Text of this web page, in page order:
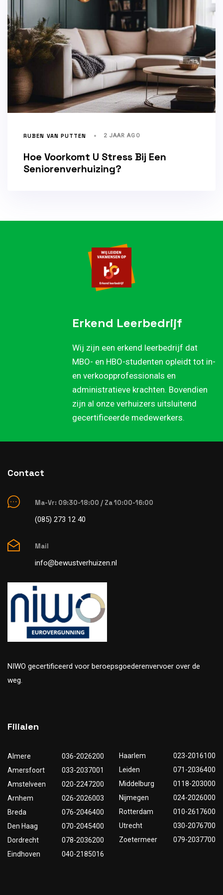
RUBEN VAN PUTTEN 2 JAAR AGO
Hoe Voorkomt U Stress Bij Een
Seniorenverhuizing?
Erkend Leerbedrijf
Wij zijn een erkend leerbedrijf dat
MBO- en HBO-studenten opleidt tot in-
en verkoopprofessionals en
administratieve krachten. Bovendien
zijn al onze verhuizers uitsluitend
gecertificeerde medewerkers.
Contact
Ma-Vr: 09:30-18:00 / Za 10:00-16:00
(085) 273 12 40
Mail
info@bewustverhuizen.nl
NIWO gecertificeerd voor beroepsgoederenvervoer over de
weg.
Filialen
Almere
036-2026200
Amersfoort
033-2037001
Amstelveen
020-2247200
Arnhem
026-2026003
Breda
076-2046400
Den Haag
070-2045400
Dordrecht
078-2036200
Eindhoven
040-2185016
Haarlem
023-2016100
Leiden
071-2036400
Middelburg
0118-203000
Nijmegen
024-2026000
Rotterdam
010-2617600
Utrecht
030-2076700
Zoetermeer
079-2037700